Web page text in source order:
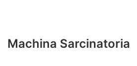
Machina Sarcinatoria